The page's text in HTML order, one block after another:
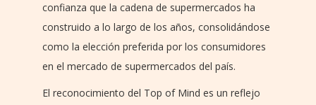
confianza que la cadena de supermercados ha
construido a lo largo de los años, consolidándose
como la elección preferida por los consumidores
en el mercado de supermercados del país.
El reconocimiento del Top of Mind es un reflejo